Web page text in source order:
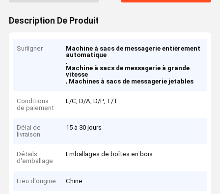
Description De Produit
Surligner
Machine à sacs de messagerie entièrement
automatique
,
Machine à sacs de messagerie à grande
vitesse
, Machines à sacs de messagerie jetables
Conditions
de paiement
L/C, D/A, D/P, T/T
Délai de
livraison
15 à 30 jours
Détails
d'emballage
Emballages de boîtes en bois
Lieu d'origine Chine